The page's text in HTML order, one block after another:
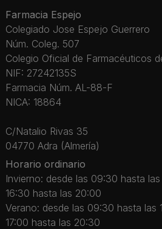
Farmacia Espejo
Colegiado Jose Espejo Guerrero
Núm. Coleg. 507
Colegio Oficial de Farmacéuticos
NIF: 27242135S
Farmacia Núm. AL-88-F
NICA: 18864
C/Natalio Rivas 35
04770 Adra (Almería)
Horario ordinario
Invierno: desde las 09:30 hasta
16:30 hasta las 20:00
Verano: desde las 09:30 hasta las
17:00 hasta las 20:30